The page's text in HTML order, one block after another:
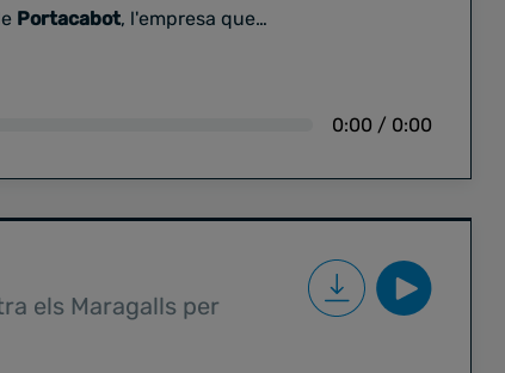
Portacabot, l'empresa que
0:00 / 0:00
els Maragalls per